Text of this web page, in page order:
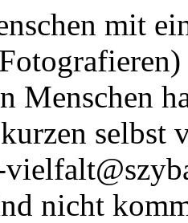
mit
Menschen
selbst
nicht